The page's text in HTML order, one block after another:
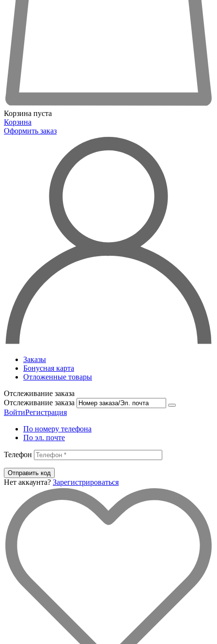
Корзина пуста
Корзина
Оформить заказ
Заказы
Бонусная карта
Отложенные товары
Отслеживание заказа
Отслеживание заказа
ВойтиРегистрация
По номеру телефона
По эл. почте
Телефон
Отправить код
Нет аккаунта? Зарегистрироваться